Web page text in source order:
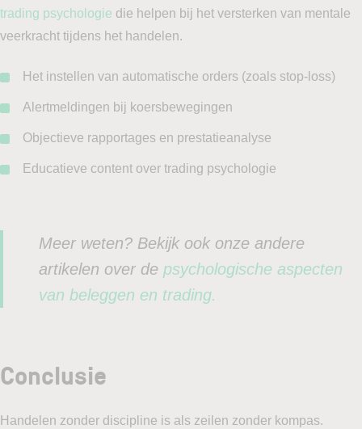
trading psychologie die helpen bij het versterken van mentale
veerkracht tijdens het handelen.
Het instellen van automatische orders (zoals stop-loss)
Alertmeldingen bij koersbewegingen
Objectieve rapportages en prestatieanalyse
Educatieve content over trading psychologie
Meer weten? Bekijk ook onze andere
artikelen over de psychologische aspecten
van beleggen en trading.
Conclusie
Handelen zonder discipline is als zeilen zonder kompas.